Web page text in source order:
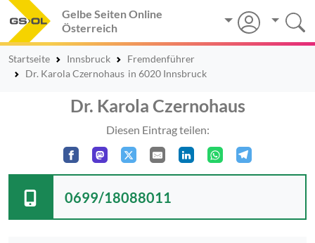
Gelbe Seiten Online
Österreich
Startseite Innsbruck
Fremdenführer
Dr. Karola Czernohaus in 6020 Innsbruck
Dr. Karola Czernohaus
Diesen Eintrag teilen:
0699/18088011